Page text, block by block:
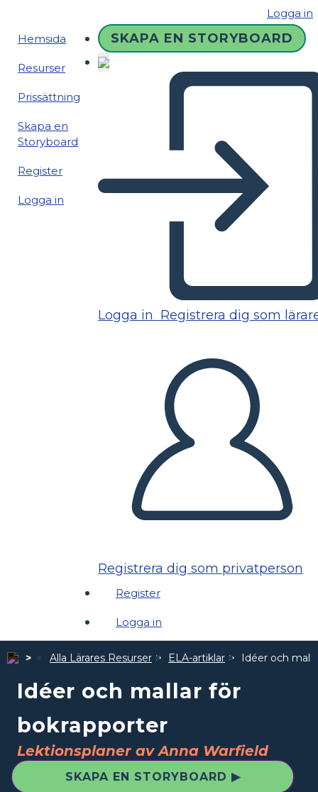
Logga in
Hemsida
Resurser
Prissättning
Skapa en
Storyboard
Register
Logga in
SKAPA EN STORYBOARD
Logga in Registrera dig som
Registrera dig som privatperson
Register
Logga in
Alla Lärares Resurser ELA-artiklar Idéer och
Idéer och mallar för
bokrapporter
Lektionsplaner av Anna Warfield
SKAPA EN STORYBOARD ▶